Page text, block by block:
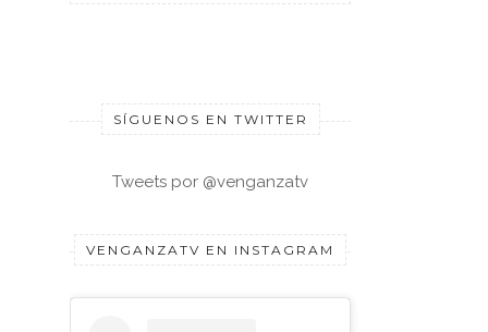
SÍGUENOS EN TWITTER
Tweets por @venganzatv
VENGANZATV EN INSTAGRAM